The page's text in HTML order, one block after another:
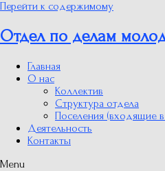
Перейти к содержимому
Отдел по делам
Главная
О нас
Коллектив
Структура отдела
Поселения (входящие
Деятельность
Контакты
Menu